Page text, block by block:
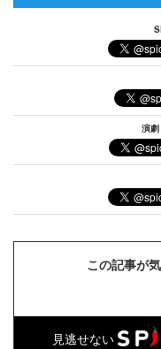
演
この記事が
見逃せない